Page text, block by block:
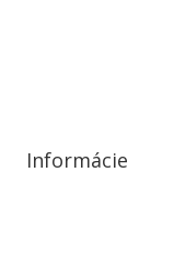
Informácie